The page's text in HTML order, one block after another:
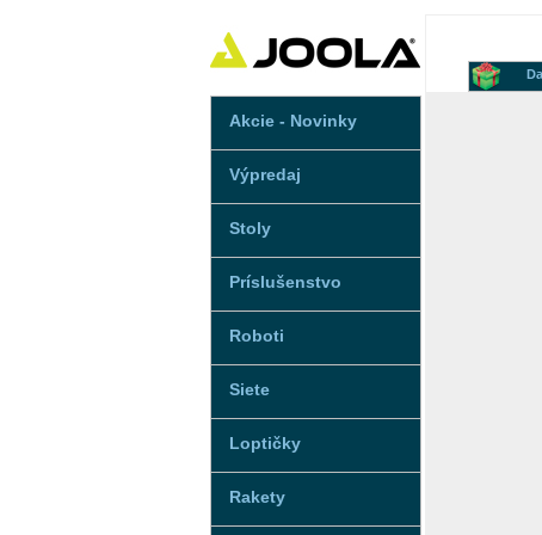
Akcie - Novinky
Výpredaj
Stoly
Príslušenstvo
Roboti
Siete
Loptičky
Rakety